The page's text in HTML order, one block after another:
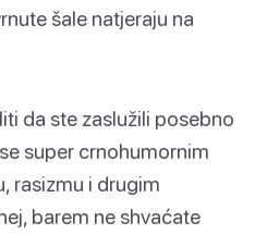
šale natjeraju na
da ste zaslužili posebno
super crnohumornim
rasizmu i drugim
barem ne shvaćate